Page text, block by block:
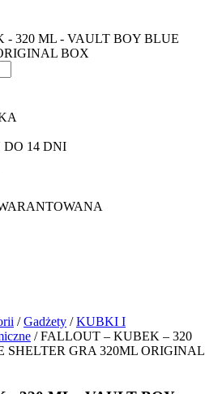
- 320 ML - VAULT BOY BLUE
BOX
DO 14 DNI
/Gadżety /KUBKI I
/ FALLOUT – KUBEK – 320
SHELTER GRA 320ML ORIGINAL